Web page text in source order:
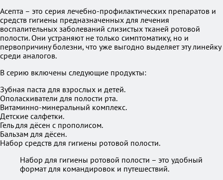
Асепта – это серия лечебно-профилактических препаратов и
средств гигиены предназначенных для лечения
воспалительных заболеваний слизистых тканей ротовой
полости. Они устраняют не только симптоматику, но и
первопричину болезни, что уже выгодно выделяет эту линейку
среди аналогов.
В серию включены следующие продукты:
Зубная паста для взрослых и детей.
Ополаскиватели для полости рта.
Витаминно-минеральный комплекс.
Детские салфетки.
Гель для дёсен с прополисом.
Бальзам для дёсен.
Набор средств для гигиены ротовой полости.
Набор для гигиены ротовой полости – это удобный
формат для командировок и путешествий.